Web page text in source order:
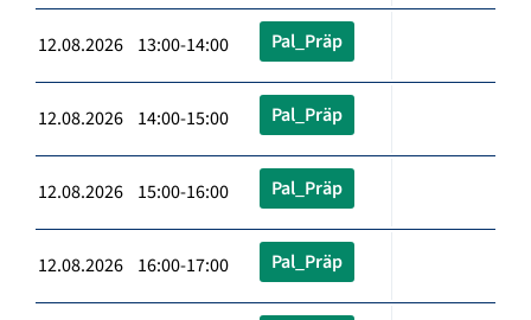
12.08.2026 13:00-14:00 Pal_Präp
12.08.2026 14:00-15:00 Pal_Präp
12.08.2026 15:00-16:00 Pal_Präp
12.08.2026 16:00-17:00 Pal_Präp